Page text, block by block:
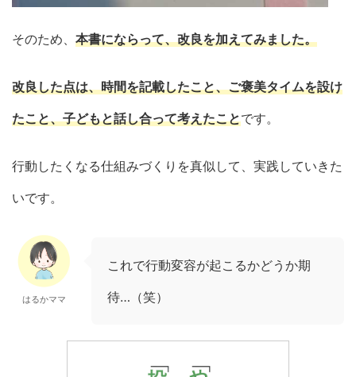
そのため、 本書にならって、改良を加えてみました。
改良した点は、時間を記載したこと、ご褒美タイムを設け
たこと、子どもと話し合って考えたことです。
行動したくなる仕組みづくりを真似して、実践していきた
いです。
はるかママ
これで行動変容が起こるかどうか期
待…（笑）